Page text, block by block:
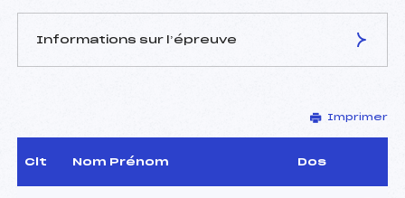
Informations sur l’épreuve
DOMENGE JEAN NOEL
(MB)
D.T Adjoint :
Imprimer
Clt Nom Prénom Dos